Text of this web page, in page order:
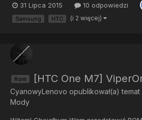
31 Lipca 2015 10 odpowiedzi
Samsung HTC (i 2 więcej)
Rom [HTC One M7]
CyanowyLenovo opublikował(a) temat
Mody